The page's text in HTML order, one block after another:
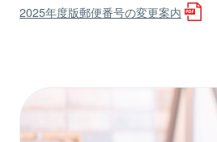
2025年度版郵便番号の変更案内